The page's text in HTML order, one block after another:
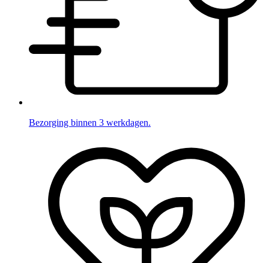
Bezorging binnen 3 werkdagen.